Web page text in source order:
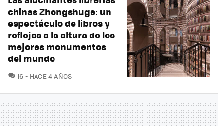
chinas Zhongshuge: un
espectáculo de libros y
reflejos a la altura de los
mejores monumentos
del mundo
16 COMENTARIOS
HACE 4 AÑOS